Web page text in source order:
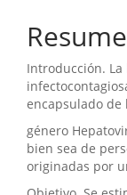
Introducción.
encapsulado de
género
bien sea de
originadas por